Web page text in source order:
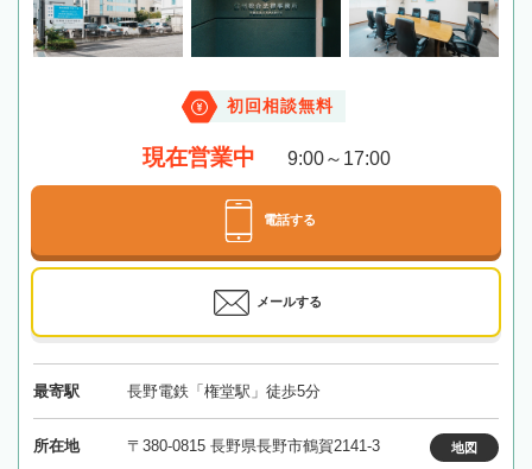
初回相談無料
現在営業中 9:00～17:00
電話する
メールする
最寄駅 長野電鉄「権堂駅」徒歩5分
所在地 〒380-0815 長野県長野市鶴賀2141-3 地図